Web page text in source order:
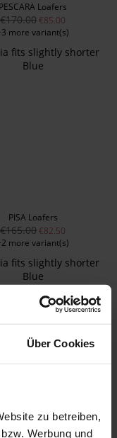
Über Cookies
zu betreiben,
Werbung und
PESCARA Loafers
€170.00 €85.00
more variant(s)
PISA Loafers
€165.00 €82.50
more variant(s)
PISA Loafers - Blue